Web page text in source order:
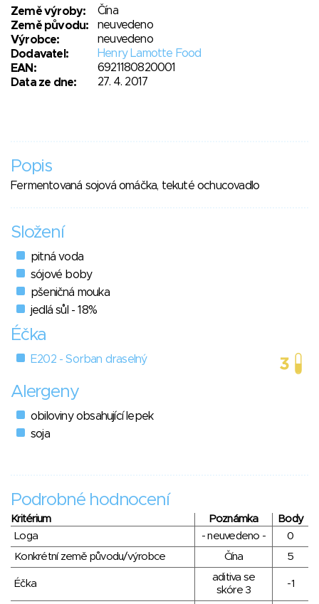
Země výroby:
Čína
Země původu:
neuvedeno
Výrobce:
neuvedeno
Dodavatel:
Henry Lamotte Food
EAN:
6921180820001
Data ze dne:
27. 4. 2017
Popis
Fermentovaná sojová omáčka, tekuté ochucovadlo
Složení
pitná voda
sójové boby
pšeničná mouka
jedlá sůl - 18%
Éčka
E202 - Sorban draselný
Alergeny
obiloviny obsahující lepek
soja
Podrobné hodnocení
Kritérium Poznámka
Body
Loga
- neuvedeno -
0
Konkrétní země původu/výrobce
Čína 5
Éčka
aditiva se
skóre 3
-1